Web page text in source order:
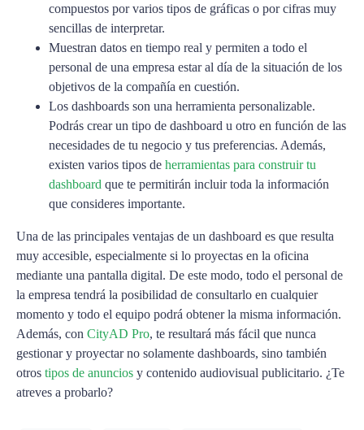
compuestos por varios tipos de gráficas o por cifras muy
sencillas de interpretar.
Muestran datos en tiempo real y permiten a todo el
personal de una empresa estar al día de la situación de los
objetivos de la compañía en cuestión.
Los dashboards son una herramienta personalizable.
Podrás crear un tipo de dashboard u otro en función de las
necesidades de tu negocio y tus preferencias. Además,
existen varios tipos de herramientas para construir tu
dashboard que te permitirán incluir toda la información
que consideres importante.
Una de las principales ventajas de un dashboard es que resulta
muy accesible, especialmente si lo proyectas en la oficina
mediante una pantalla digital. De este modo, todo el personal de
la empresa tendrá la posibilidad de consultarlo en cualquier
momento y todo el equipo podrá obtener la misma información.
Además, con CityAD Pro, te resultará más fácil que nunca
gestionar y proyectar no solamente dashboards, sino también
otros tipos de anuncios y contenido audiovisual publicitario. ¿Te
atreves a probarlo?